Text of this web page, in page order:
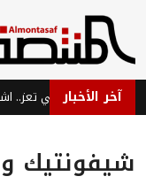
آخر الأخبار
شيفونتيك